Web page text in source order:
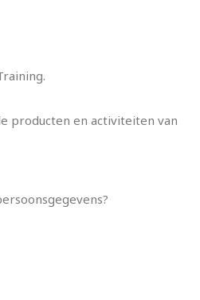
producten en activiteiten van